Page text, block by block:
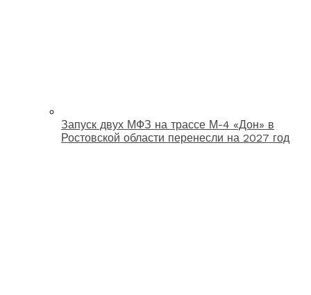
Запуск двух МФЗ на трассе М-4 «Дон» в
Ростовской области перенесли на 2027 год